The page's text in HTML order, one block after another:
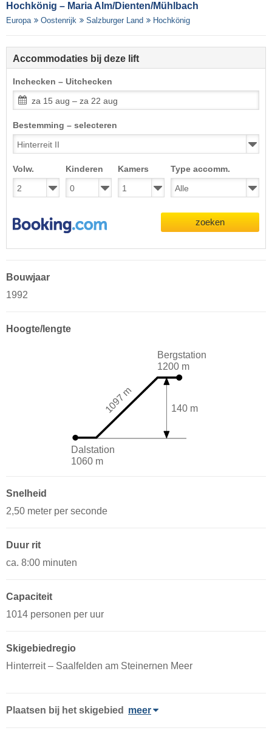
Hochkönig – Maria Alm/​Dienten/​Mühlbach
Europa Oostenrijk Salzburger Land Hochkönig
Accommodaties bij deze lift
Inchecken – Uitchecken
za 15 aug – za 22 aug
Bestemming – selecteren
Volw. Kinderen Kamers Type accomm.
zoeken
Bouwjaar
1992
Hoogte/lengte
Dalstation
1060 m
Bergstation
1200 m
140 m
1097 m
Snelheid
2,50 meter per seconde
Duur rit
ca. 8:00 minuten
Capaciteit
1014 personen per uur
Skigebiedregio
Hinterreit – Saalfelden am Steinernen Meer
Plaatsen bij het skigebied meer